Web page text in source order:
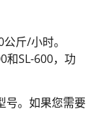
斤/小时。
和SL-600，功
号。如果您需要